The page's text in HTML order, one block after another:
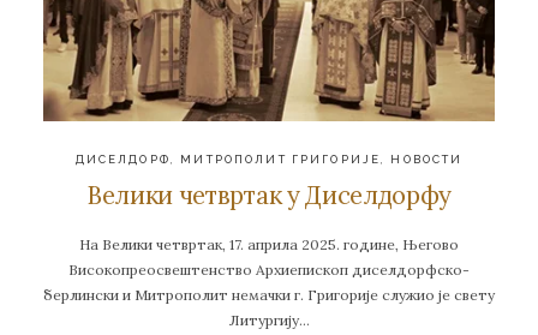
ДИСЕЛДОРФ МИТРОПОЛИТ ГРИГОРИЈЕ НОВОСТИ
Велики четвртак у Диселдорфу
На Велики четвртак, 17. априла 2025. године, Његово
Високопреосвештенство Архиепископ диселдорфско-
берлински и Митрополит немачки г. Григорије служио је свету
Литургију…